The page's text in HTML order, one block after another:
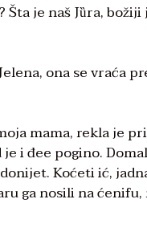
je naš Jȕra,
ona se vraća
mama, rekla je
i đee pogino.
Koćeti ić,
ga nosili na